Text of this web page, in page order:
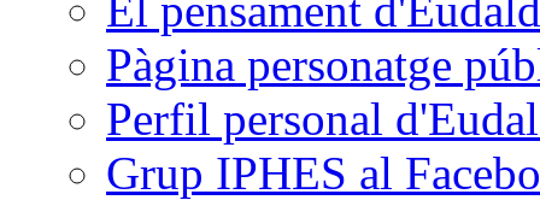
Pàgina personatge
Perfil personal
Grup IPHES al